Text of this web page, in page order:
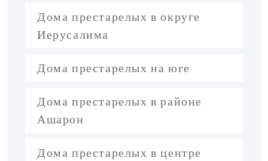
Дома престарелых в округе
Иерусалима
Дома престарелых на юге
Дома престарелых в районе
Ашарон
Дома престарелых в центре